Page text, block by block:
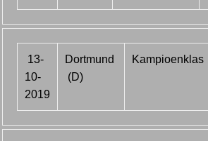
13-
10-
2019
Dortmund
(D)
Kampioenklas